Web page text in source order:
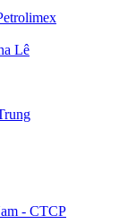
Lê
- CTCP